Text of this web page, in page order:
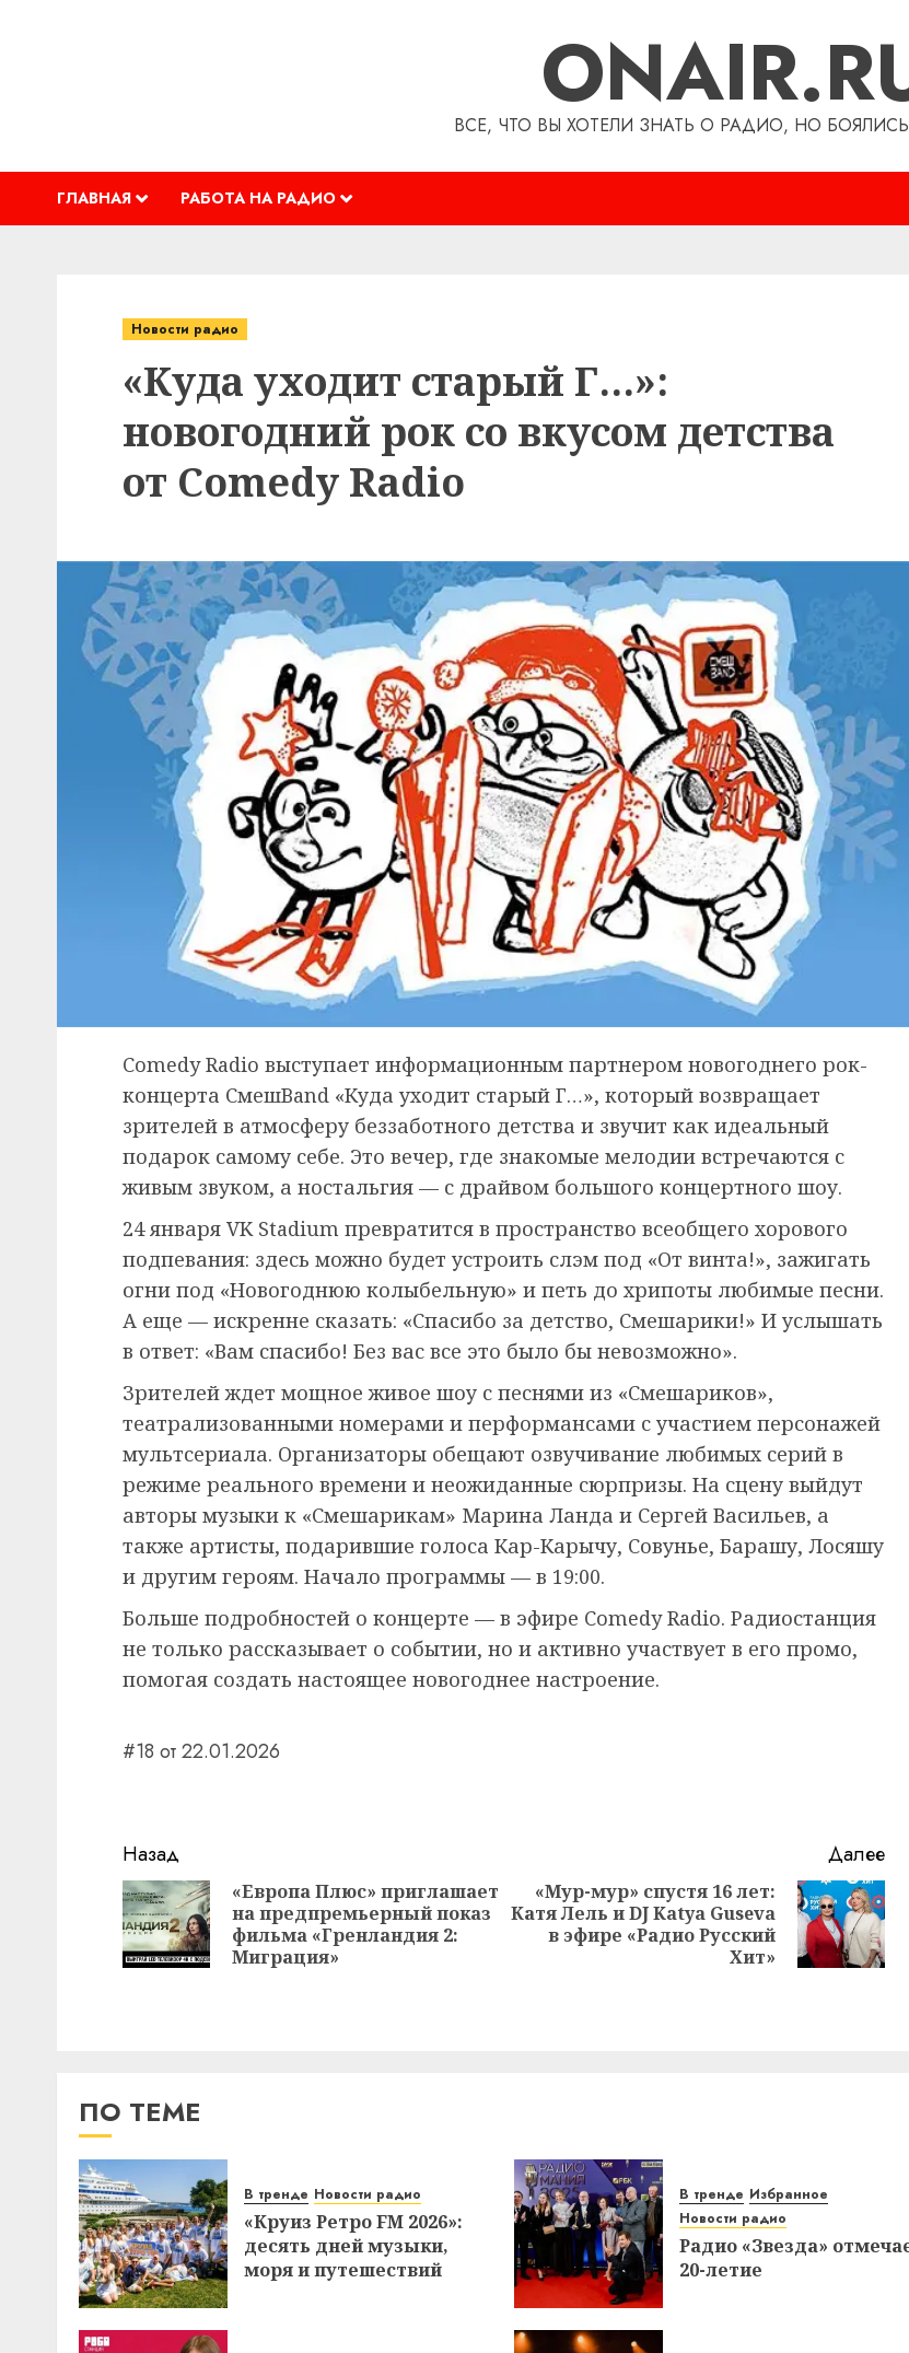
ВСЕ, ЧТО ВЫ ХОТЕЛИ ЗНАТЬ О РАДИО, НО
ГЛАВНАЯ РАБОТА НА РАДИО
Новости радио
«Куда уходит старый Г…»:
новогодний рок со вкусом детства
от Comedy Radio
Comedy Radio выступает информационным партнером новогоднего рок-
концерта СмешBand «Куда уходит старый Г…», который возвращает
зрителей в атмосферу беззаботного детства и звучит как идеальный
подарок самому себе. Это вечер, где знакомые мелодии встречаются с
живым звуком, а ностальгия — с драйвом большого концертного шоу.
24 января VK Stadium превратится в пространство всеобщего хорового
подпевания: здесь можно будет устроить слэм под «От винта!», зажигать
огни под «Новогоднюю колыбельную» и петь до хрипоты любимые песни.
А еще — искренне сказать: «Спасибо за детство, Смешарики!» И услышать
в ответ: «Вам спасибо! Без вас все это было бы невозможно».
Зрителей ждет мощное живое шоу с песнями из «Смешариков»,
театрализованными номерами и перформансами с участием персонажей
мультсериала. Организаторы обещают озвучивание любимых серий в
режиме реального времени и неожиданные сюрпризы. На сцену выйдут
авторы музыки к «Смешарикам» Марина Ланда и Сергей Васильев, а
также артисты, подарившие голоса Кар-Карычу, Совунье, Барашу, Лосяшу
и другим героям. Начало программы — в 19:00.
Больше подробностей о концерте — в эфире Comedy Radio. Радиостанция
не только рассказывает о событии, но и активно участвует в его промо,
помогая создать настоящее новогоднее настроение.
#18 от 22.01.2026
Навигация
записи
Назад
Предыдущая
запись:
«Европа Плюс» приглашает
на предпремьерный показ
фильма «Гренландия 2:
Миграция»
Далее
Следующая
запись:
«Мур-мур» спустя 16 лет:
Катя Лель и DJ Katya Guseva
в эфире «Радио Русский
Хит»
ПО ТЕМЕ
В тренде Новости радио
«Круиз Ретро FM 2026»:
десять дней музыки,
моря и путешествий
В тренде Избранное
Новости радио
Радио «Звезда»
20-летие